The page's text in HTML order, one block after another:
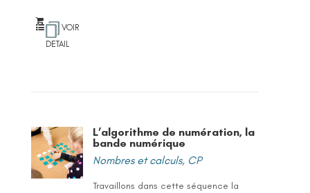
VOIR
DETAIL
L’algorithme de numération, la
bande numérique
Nombres et calculs, CP
Travaillons dans cette séquence la